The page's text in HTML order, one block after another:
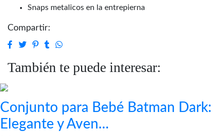
Snaps metalicos en la entrepierna
Compartir:
También te puede interesar:
Conjunto para Bebé Batman Dark:
Elegante y Aven...